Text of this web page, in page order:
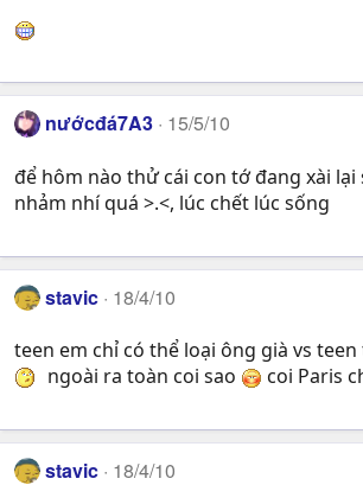
nướcđá7A3 15/5/10
để hôm nào thử cái con tớ đang xài
nhảm nhí quá >.<, lúc chết lúc sống
stavic 18/4/10
teen em chỉ có thể loại ông già vs
ngoài ra toàn coi sao
coi Paris
stavic 18/4/10